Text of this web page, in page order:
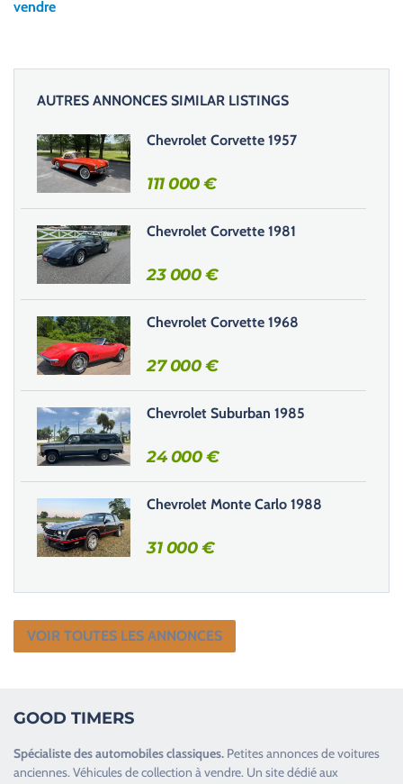
s
e
r
c
e
c
h
a
m
p
v
i
d
e
.
vendre
AUTRES ANNONCES SIMILAR LISTINGS
Chevrolet Corvette 1957
111 000€
Chevrolet Corvette 1981
23 000€
Chevrolet Corvette 1968
27 000€
Chevrolet Suburban 1985
24 000€
Chevrolet Monte Carlo 1988
31 000€
VOIR TOUTES LES ANNONCES
GOOD TIMERS
Spécialiste desautomobiles classiques. Petites annonces devoitures
anciennes.Véhicules de collection à vendre. Un site dédié aux